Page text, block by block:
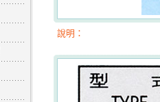
說明：